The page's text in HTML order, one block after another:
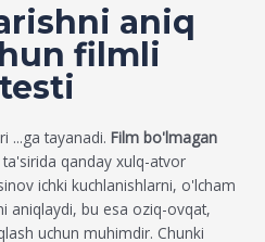
aniq
filmli
...ga tayanadi. Film bo'lmagan
qanday xulq-atvor
ichki kuchlanishlarni, o'lcham
aniqlaydi, bu esa oziq-ovqat,
uchun muhimdir. Chunki